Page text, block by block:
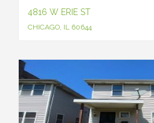
4816 W ERIE ST
CHICAGO, IL 60644